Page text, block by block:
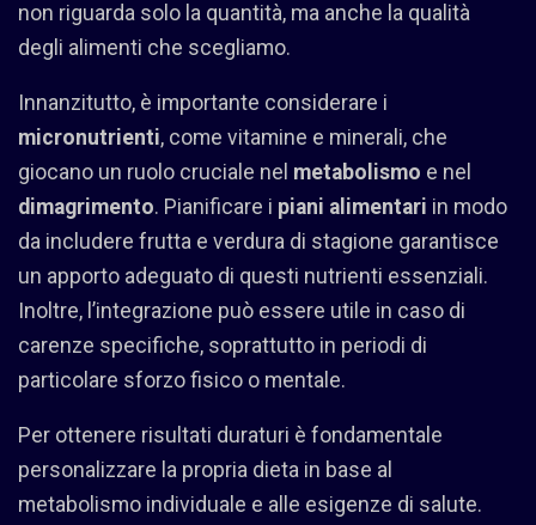
non riguarda solo la quantità, ma anche la qualità
degli alimenti che scegliamo.
Innanzitutto, è importante considerare i
micronutrienti, come vitamine e minerali, che
giocano un ruolo cruciale nel metabolismo e nel
dimagrimento. Pianificare i piani alimentari in modo
da includere frutta e verdura di stagione garantisce
un apporto adeguato di questi nutrienti essenziali.
Inoltre, l’integrazione può essere utile in caso di
carenze specifiche, soprattutto in periodi di
particolare sforzo fisico o mentale.
Per ottenere risultati duraturi è fondamentale
personalizzare la propria dieta in base al
metabolismo individuale e alle esigenze di salute.